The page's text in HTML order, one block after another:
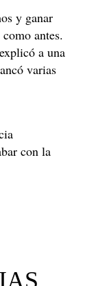
y ganar
antes.
a una
varias
con la